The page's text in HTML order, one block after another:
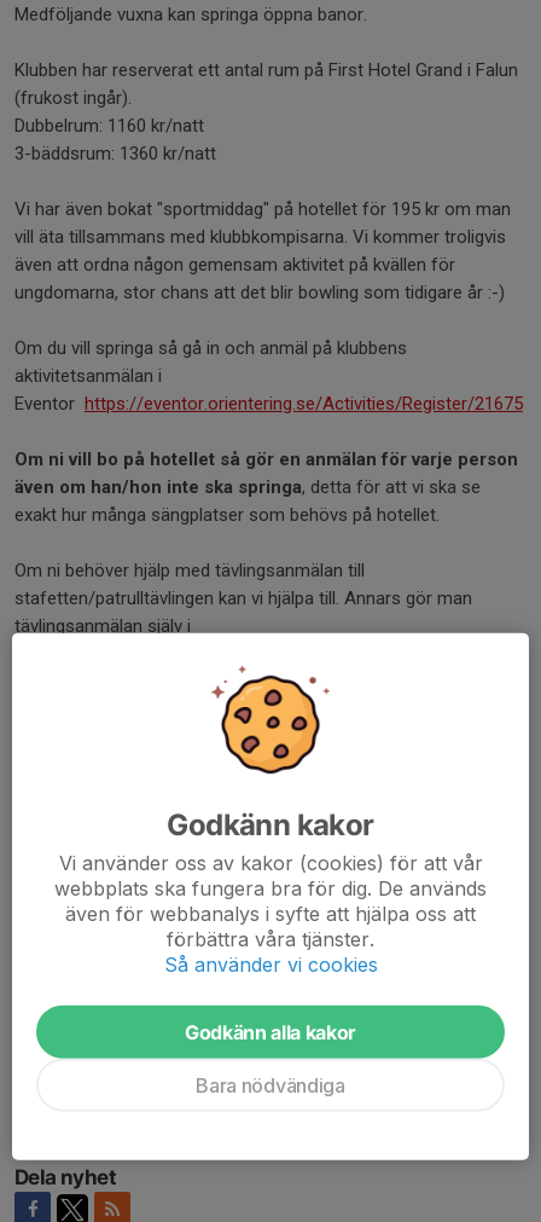
Medföljande vuxna kan springa öppna banor.
Klubben har reserverat ett antal rum på First Hotel Grand i Falun
(frukost ingår).
Dubbelrum: 1160 kr/natt
3-bäddsrum: 1360 kr/natt
Vi har även bokat "sportmiddag" på hotellet för 195 kr om man
vill äta tillsammans med klubbkompisarna. Vi kommer troligvis
även att ordna någon gemensam aktivitet på kvällen för
ungdomarna, stor chans att det blir bowling som tidigare år :-)
Om du vill springa så gå in och anmäl på klubbens
aktivitetsanmälan i
Eventor https://eventor.orientering.se/Activities/Register/21675
Om ni vill bo på hotellet så gör en anmälan för varje person
även om han/hon inte ska springa, detta för att vi ska se
exakt hur många sängplatser som behövs på hotellet.
Om ni behöver hjälp med tävlingsanmälan till
stafetten/patrulltävlingen kan vi hjälpa till. Annars gör man
tävlingsanmälan själv i
Obs! Sista dag för att anmäla till tävlingen är den 4 oktober, så
ska du springa stafetten så behöver vi även din
aktiviteten senast 4 oktober. (Aktivitetsanmälan är sedan
öppen ända fram till Daladubbelhelgen men det är för att man
Precis som tidigare år åker vi i egna bilar till Falun. Det finns en
ruta i aktivitetsanmälan där du kan kryssa i om du inte har
tillgång till bil och vill ha skjuts med någon annan.
Mer information kan man hitta på
Välkomna att följa med på en kul helg i Dalarna.
Dela nyhet
Godkänn kakor
Vi använder oss av kakor (cookies) för att vår
webbplats ska fungera bra för dig. De används
även för webbanalys i syfte att hjälpa oss att
förbättra våra tjänster.
Så använder vi cookies
Godkänn alla kakor
Bara nödvändiga